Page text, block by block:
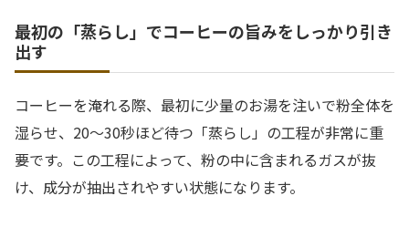
最初の「蒸らし」でコーヒーの旨みをしっかり引き
出す
コーヒーを淹れる際、最初に少量のお湯を注いで粉全体を
湿らせ、20〜30秒ほど待つ「蒸らし」の工程が非常に重
要です。この工程によって、粉の中に含まれるガスが抜
け、成分が抽出されやすい状態になります。